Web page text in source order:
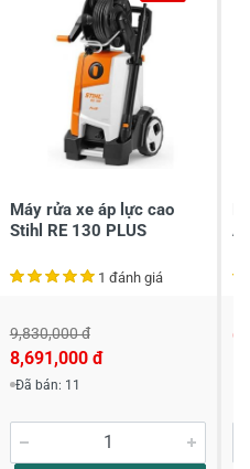
-
-
về sản phẩm
Máy rửa xe áp lực cao
Stihl RE 130 PLUS
1 đánh giá
9,830,000 đ
8,691,000 đ
Đã bán: 11